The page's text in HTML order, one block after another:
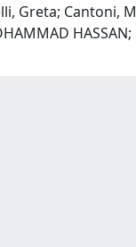
Greta; Cantoni,